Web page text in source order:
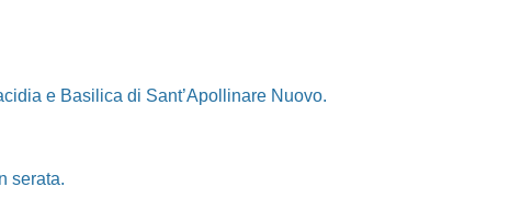
e Basilica di Sant’Apollinare Nuovo.
serata.